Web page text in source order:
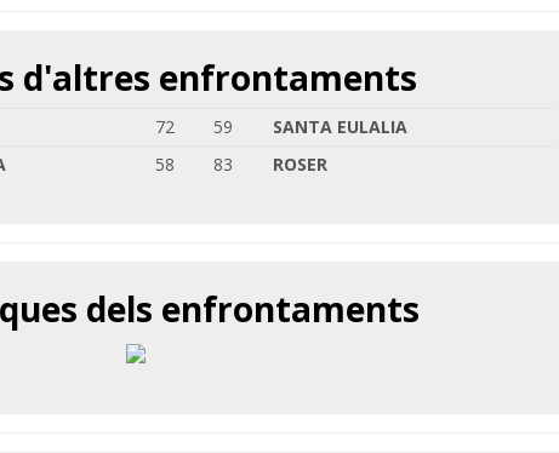
d'altres enfrontaments
72 59
SANTA EULALIA
58 83 ROSER
dels enfrontaments